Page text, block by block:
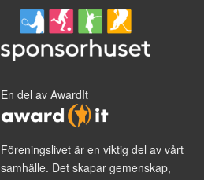
En del av AwardIt
Föreningslivet är en viktig del av vårt
samhälle. Det skapar gemenskap,